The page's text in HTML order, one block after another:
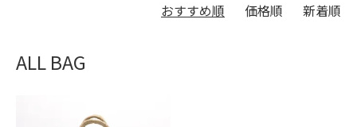
おすすめ順 価格順 新着順
ALL BAG